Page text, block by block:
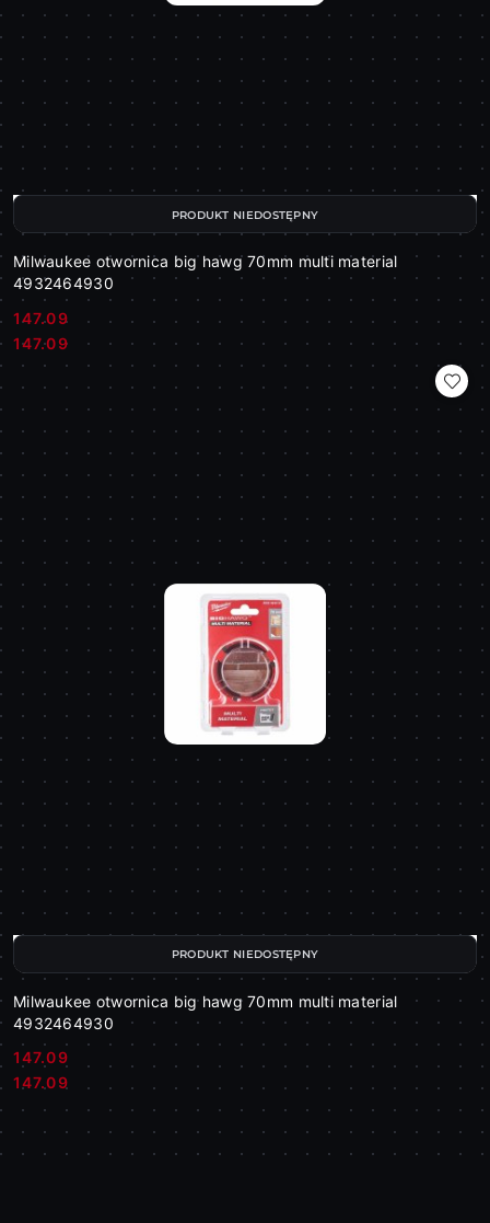
Milwaukee otwornica big hawg 70mm multi material
4932464930
Cena:
147.09
Cena:
147.09
PRODUKT NIEDOSTĘPNY
Milwaukee otwornica big hawg 70mm multi material
4932464930
Cena:
147.09
Cena:
147.09
PRODUKT NIEDOSTĘPNY